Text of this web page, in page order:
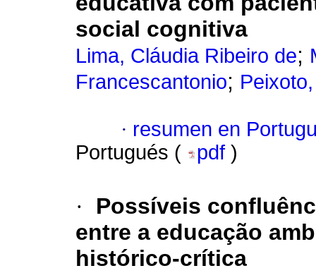
social cognitiva
Lima, Cláudia Ribeiro de;
Francescantonio;
· resumen en
Portugués (
pdf )
·
Possíveis
entre a educação
histórico-crítica